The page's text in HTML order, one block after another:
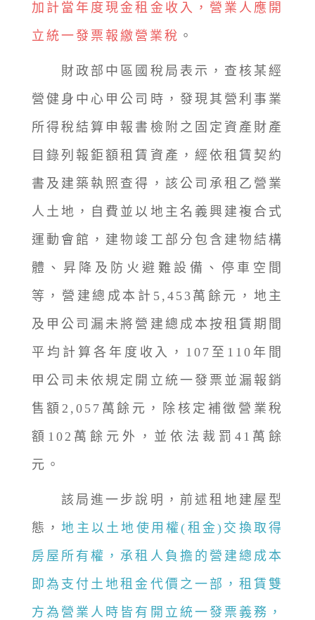
加計當年度現金租金收入，營業人應開
立統一發票報繳營業稅 。
財政部中區國稅局表示，查核某經
營健身中心甲公司時，發現其營利事業
所得稅結算申報書檢附之固定資產財產
目錄列報鉅額租賃資產，經依租賃契約
書及建築執照查得，該公司承租乙營業
人土地，自費並以地主名義興建複合式
運動會館，建物竣工部分包含建物結構
體、昇降及防火避難設備、停車空間
等，營建總成本計5,453萬餘元，地主
及甲公司漏未將營建總成本按租賃期間
平均計算各年度收入，107至110年間
甲公司未依規定開立統一發票並漏報銷
售額2,057萬餘元，除核定補徵營業稅
額102萬餘元外，並依法裁罰41萬餘
元。
該局進一步說明，前述租地建屋型
態，地主以土地使用權(租金)交換取得
房屋所有權，承租人負擔的營建總成本
即為支付土地租金代價之一部，租賃雙
方為營業人時皆有開立統一發票義務，